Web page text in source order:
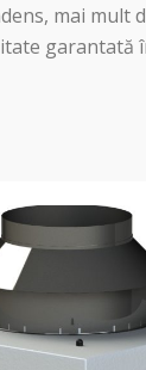
mai mult
garantată